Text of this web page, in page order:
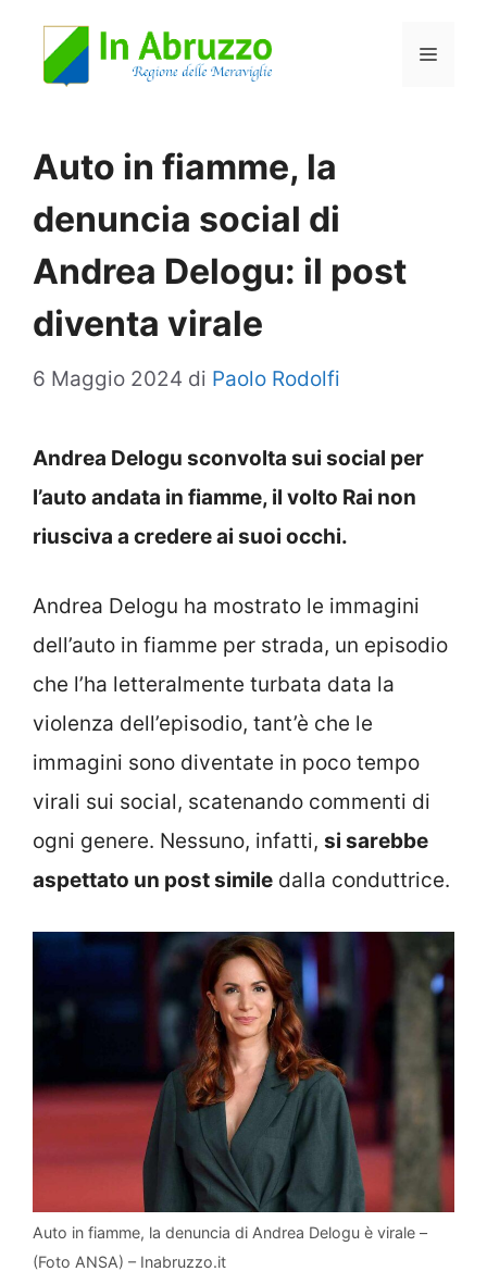
Menu
Auto in fiamme, la
denuncia social di
Andrea Delogu: il post
diventa virale
6 Maggio 2024 di Paolo Rodolfi
Andrea Delogu sconvolta sui social per
l’auto andata in fiamme, il volto Rai non
riusciva a credere ai suoi occhi.
Andrea Delogu ha mostrato le immagini
dell’auto in fiamme per strada, un episodio
che l’ha letteralmente turbata data la
violenza dell’episodio, tant’è che le
immagini sono diventate in poco tempo
virali sui social, scatenando commenti di
ogni genere. Nessuno, infatti, si sarebbe
aspettato un post simile dalla conduttrice.
Auto in fiamme, la denuncia di Andrea Delogu è virale –
(Foto ANSA) – Inabruzzo.it